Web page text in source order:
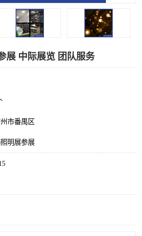
展 中际展览 团队服务
市番禺区
明展参展